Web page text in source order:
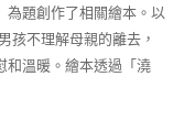
為題創作了相關繪本。以
孩不理解母親的離去，
和溫暖。繪本透過「澆